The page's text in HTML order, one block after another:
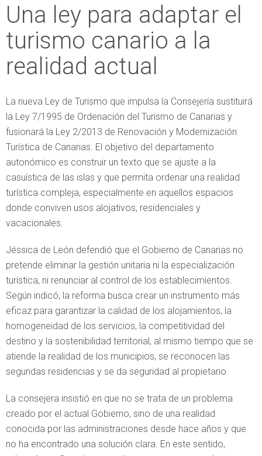
Una ley para adaptar el
turismo canario a la
realidad actual
La nueva Ley de Turismo que impulsa la Consejería sustituirá
la Ley 7/1995 de Ordenación del Turismo de Canarias y
fusionará la Ley 2/2013 de Renovación y Modernización
Turística de Canarias. El objetivo del departamento
autonómico es construir un texto que se ajuste a la
casuística de las islas y que permita ordenar una realidad
turística compleja, especialmente en aquellos espacios
donde conviven usos alojativos, residenciales y
vacacionales.
Jéssica de León defendió que el Gobierno de Canarias no
pretende eliminar la gestión unitaria ni la especialización
turística, ni renunciar al control de los establecimientos.
Según indicó, la reforma busca crear un instrumento más
eficaz para garantizar la calidad de los alojamientos, la
homogeneidad de los servicios, la competitividad del
destino y la sostenibilidad territorial, al mismo tiempo que se
atiende la realidad de los municipios, se reconocen las
segundas residencias y se da seguridad al propietario.
La consejera insistió en que no se trata de un problema
creado por el actual Gobierno, sino de una realidad
conocida por las administraciones desde hace años y que
no ha encontrado una solución clara. En este sentido,